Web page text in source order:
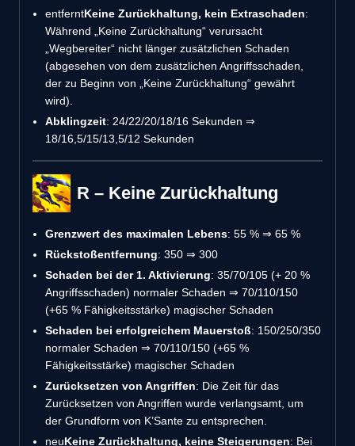
entferntKeine Zurückhaltung, kein Extraschaden:
Während „Keine Zurückhaltung“ verursacht
„Wegbereiter“ nicht länger zusätzlichen Schaden
(abgesehen von dem zusätzlichen Angriffsschaden,
der zu Beginn von „Keine Zurückhaltung“ gewährt
wird).
Abklingzeit: 24/22/20/18/16 Sekunden ⇒
18/16,5/15/13,5/12 Sekunden
R – Keine Zurückhaltung
Grenzwert des maximalen Lebens: 55 % ⇒ 65 %
Rückstoßentfernung: 350 ⇒ 300
Schaden bei der 1. Aktivierung: 35/70/105 (+ 20 %
Angriffsschaden) normaler Schaden ⇒ 70/110/150
(+65 % Fähigkeitsstärke) magischer Schaden
Schaden bei erfolgreichem Mauerstoß: 150/250/350
normaler Schaden ⇒ 70/110/150 (+65 %
Fähigkeitsstärke) magischer Schaden
Zurücksetzen von Angriffen: Die Zeit für das
Zurücksetzen von Angriffen wurde verlangsamt, um
der Grundform von K’Sante zu entsprechen.
neuKeine Zurückhaltung, keine Steigerungen: Bei